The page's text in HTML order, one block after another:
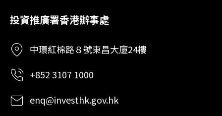
投資推廣署香港辦事處
中環紅棉路８號東昌大廈24樓
+852 3107 1000
enq@investhk.gov.hk